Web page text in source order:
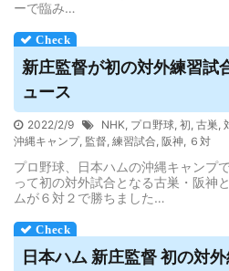
ーで臨み…
新庄監督が初の対外練習試
ュース
2022/2/9 NHK, プロ野球, 初, 古巣,
沖縄キャンプ, 監督, 練習試合, 阪神, ６対
プロ野球、日本ハムの沖縄キャンプ
って初の対外試合となる古巣・阪神
ムが６対２で勝ちました…
日本ハム 新庄監督 初の対